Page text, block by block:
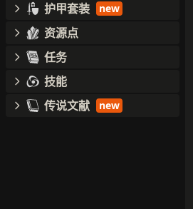
护甲套装
new
资源点
任务
技能
传说文献
new